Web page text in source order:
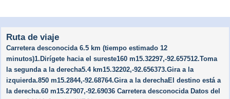
Ruta de viaje
Carretera desconocida 6.5 km (tiempo estimado 12
minutos)1.Dirígete hacia el sureste160 m15.32297,-92.657512.Toma
la segunda a la derecha5.4 km15.32202,-92.656373.Gira a la
izquierda.850 m15.2844,-92.68764.Gira a la derechaEl destino está a
la derecha.60 m15.27907,-92.69036 Carretera desconocida Datos del